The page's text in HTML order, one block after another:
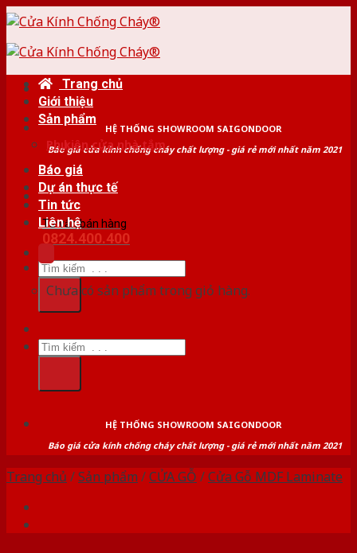
Skip
content
HỆ THỐNG SHOWROOM SAIGONDOOR
Báo giá cửa kính chống cháy chất lượng - giá rẻ mới nhất năm 2021
Tư vấn bán hàng
0824.400.400
Tìm
kiếm:
Trang chủ
Giới thiệu
Sản phẩm
Phụ kiện cửa nhà tắm
Báo giá
Dự án thực tế
Tin tức
Liên hệ
Chưa có sản phẩm trong giỏ hàng.
Tìm
kiếm:
HỆ THỐNG SHOWROOM SAIGONDOOR
Báo giá cửa kính chống cháy chất lượng - giá rẻ mới nhất năm 2021
Trang chủ /Sản phẩm /CỬA GỖ /Cửa Gỗ MDF Laminate